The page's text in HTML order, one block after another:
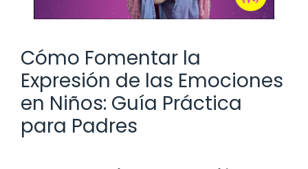
Cómo Fomentar la
Expresión de las Emociones
en Niños: Guía Práctica
para Padres